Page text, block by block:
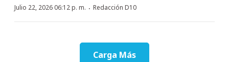
Julio 22, 2026 06:12 p. m. · Redacción D10
Carga Más